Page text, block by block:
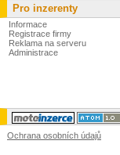
Pro inzerenty
Informace
Registrace firmy
Reklama na serveru
Administrace
Ochrana osobních údajů